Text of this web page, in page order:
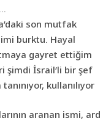
son mutfak
burktu. Hayal
gayret ettiğim
şimdi İsrail’li bir şef
kullanılıyor
aranan ismi, ard